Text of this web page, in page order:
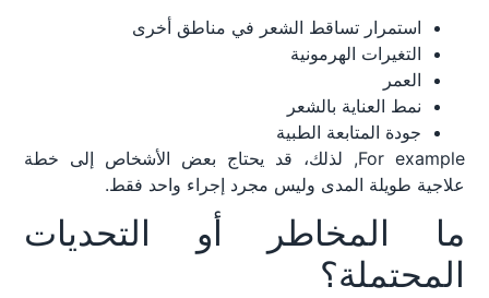
استمرار تساقط الشعر في مناطق أخرى
التغيرات الهرمونية
العمر
نمط العناية بالشعر
جودة المتابعة الطبية
For example, لذلك، قد يحتاج بعض الأشخاص إلى خطة
علاجية طويلة المدى وليس مجرد إجراء واحد فقط.
ما المخاطر أو التحديات
المحتملة؟